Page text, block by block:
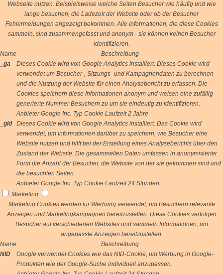
Webseite nutzen. Beispielsweise welche Seiten Besucher wie häufig und wie
lange besuchen, die Ladezeit der Website oder ob der Besucher
Fehlermeldungen angezeigt bekommen. Alle Informationen, die diese Cookies
sammeln, sind zusammengefasst und anonym - sie können keinen Besucher
identifizieren.
Name
Beschreibung
_ga
Dieses Cookie wird von Google Analytics installiert. Dieses Cookie wird
verwendet um Besucher-, Sitzungs- und Kampagnendaten zu berechnen
und die Nutzung der Website für einen Analysebericht zu erfassen. Die
Cookies speichern diese Informationen anonym und weisen eine zufällig
generierte Nummer Besuchern zu um sie eindeutig zu identifizieren.
Anbieter Google Inc. Typ Cookie Laufzeit 2 Jahre
_gid
Dieses Cookie wird von Google Analytics installiert. Das Cookie wird
verwendet, um Informationen darüber zu speichern, wie Besucher eine
Website nutzen und hilft bei der Erstellung eines Analyseberichts über den
Zustand der Website. Die gesammelten Daten umfassen in anonymisierter
Form die Anzahl der Besucher, die Website von der sie gekommen sind und
die besuchten Seiten.
Anbieter Google Inc. Typ Cookie Laufzeit 24 Stunden
Marketing
Marketing Cookies werden für Werbung verwendet, um Besuchern relevante
Anzeigen und Marketingkampagnen bereitzustellen. Diese Cookies verfolgen
Besucher auf verschiedenen Websites und sammeln Informationen, um
angepasste Anzeigen bereitzustellen.
Name
Beschreibung
NID
Google verwendet Cookies wie das NID-Cookie, um Werbung in Google-
Produkten wie der Google-Suche individuell anzupassen.